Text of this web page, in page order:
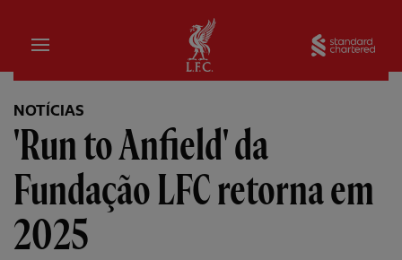
Inicial
NOTÍCIAS
'Run to Anfield' da
Fundação LFC retorna em
2025